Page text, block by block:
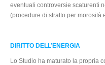
eventuali controversie scaturenti
(procedure di sfratto per morosità
DIRITTO DELL’ENERGIA
Lo Studio ha maturato la propria